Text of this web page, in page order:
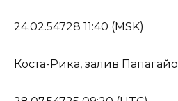
24.02.54728 11:40 (MSK)
Коста-Рика, залив Папагайо